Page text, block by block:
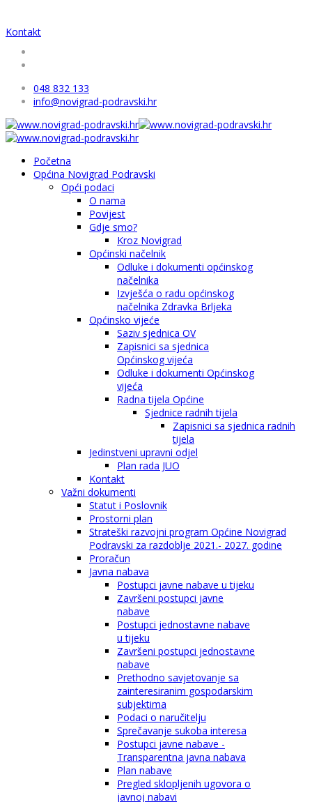
Kontakt
048 832 133
info@novigrad-podravski.hr
Početna
Općina Novigrad Podravski
Opći podaci
O nama
Povijest
Gdje smo?
Kroz Novigrad
Općinski načelnik
Odluke i dokumenti općinskog
načelnika
Izvješća o radu općinskog
načelnika Zdravka Brljeka
Općinsko vijeće
Saziv sjednica OV
Zapisnici sa sjednica
Općinskog vijeća
Odluke i dokumenti Općinskog
vijeća
Radna tijela Općine
Sjednice radnih tijela
Zapisnici sa sjednica radnih
tijela
Jedinstveni upravni odjel
Plan rada JUO
Kontakt
Važni dokumenti
Statut i Poslovnik
Prostorni plan
Strateški razvojni program Općine Novigrad
Podravski za razdoblje 2021.- 2027. godine
Proračun
Javna nabava
Postupci javne nabave u tijeku
Završeni postupci javne
nabave
Postupci jednostavne nabave
u tijeku
Završeni postupci jednostavne
nabave
Prethodno savjetovanje sa
zainteresiranim gospodarskim
subjektima
Podaci o naručitelju
Sprečavanje sukoba interesa
Postupci javne nabave -
Transparentna javna nabava
Plan nabave
Pregled sklopljenih ugovora o
javnoj nabavi